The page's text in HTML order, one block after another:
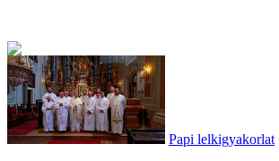
Papi lelkigyakorlat